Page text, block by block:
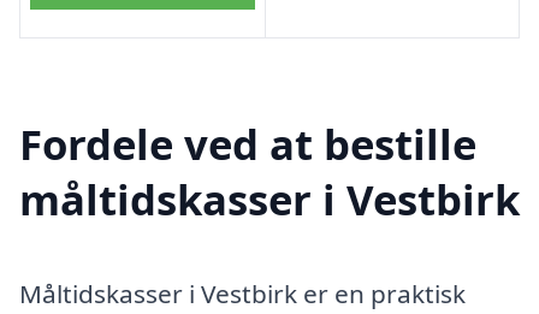
Fordele ved at bestille
måltidskasser i Vestbirk
Måltidskasser i Vestbirk er en praktisk